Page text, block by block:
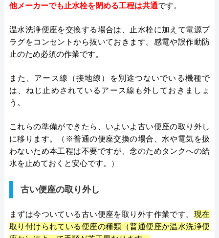
他メーカーでも止水栓を閉める工程は共通です。
温水洗浄便座を交換する場合は、止水栓に加えて電源プ
ラグをコンセントから抜いておきます。感電や誤作動防
止のため必須の作業です。
また、アース線（接地線）を別途つないでいる機種で
は、ねじ止めされているアース線も外しておきましょ
う。
これらの準備ができたら、いよいよ古い便座の取り外し
に移ります。（※普通の便座交換の場合、水や電気を扱
わないため本工程は不要ですが、念のためタンクへの給
水を止めておくと安心です。）
古い便座の取り外し
まずは今ついている古い便座を取り外す作業です。 現在
取り付けられている便座の種類（普通便座か温水洗浄便